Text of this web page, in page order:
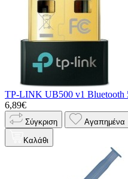
TP-LINK UB500 v1 Bluetooth
6,89€
Σύγκριση Αγαπημένα
Καλάθι